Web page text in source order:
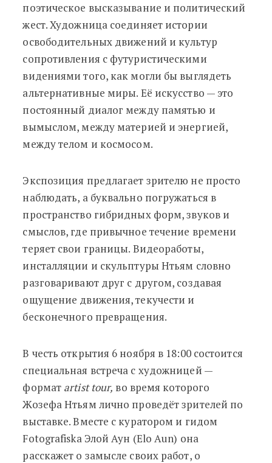
поэтическое высказывание и политический
жест. Художница соединяет истории
освободительных движений и культур
сопротивления с футуристическими
видениями того, как могли бы выглядеть
альтернативные миры. Её искусство — это
постоянный диалог между памятью и
вымыслом, между материей и энергией,
между телом и космосом.
Экспозиция предлагает зрителю не просто
наблюдать, а буквально погружаться в
пространство гибридных форм, звуков и
смыслов, где привычное течение времени
теряет свои границы. Видеоработы,
инсталляции и скульптуры Нтьям словно
разговаривают друг с другом, создавая
ощущение движения, текучести и
бесконечного превращения.
В честь открытия 6 ноября в 18:00 состоится
специальная встреча с художницей —
формат artist tour, во время которого
Жозефа Нтьям лично проведёт зрителей по
выставке. Вместе с куратором и гидом
Fotografiska Элой Аун (Elo Aun) она
расскажет о замысле своих работ, о